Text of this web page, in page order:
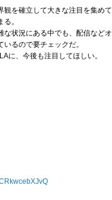
を確立して大きな注目を集め
る。
状況にある中でも、配信など
るので要チェックだ。
に、今後も注目してほしい。